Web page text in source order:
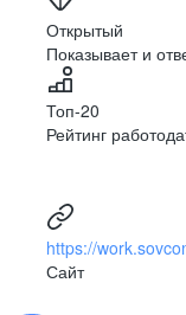
Открытый
Показывает и
Топ-20
Рейтинг
https://
Сайт